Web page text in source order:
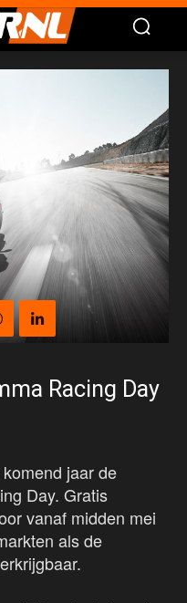
Racing Day
jaar de
Day. Gratis
vanaf midden mei
als de